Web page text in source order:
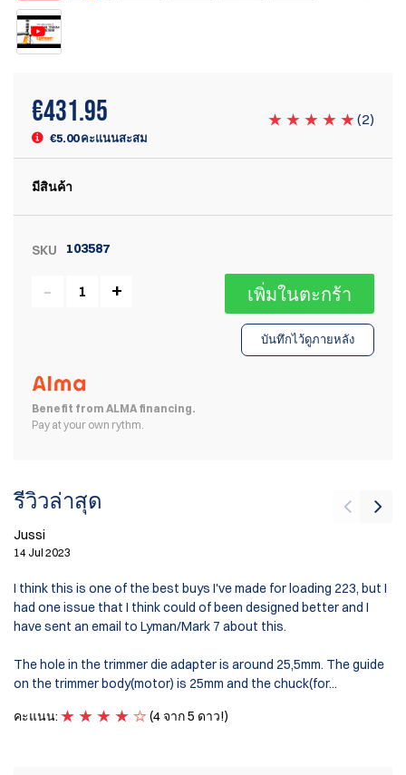
€431.95
€5.00 คะแนนสะสม
(2)
มีสินค้า
SKU 103587
เพิ่มในตะกร้า
บันทึกไว้ดูภายหลัง
Benefit from ALMA financing.
Pay at your own rythm.
รีวิวล่าสุด
Jussi
14 Jul 2023
I think this is one of the best buys I've made for loading 223, but I
had one issue that I think could of been designed better and I
have sent an email to Lyman/Mark 7 about this.
The hole in the trimmer die adapter is around 25,5mm. The guide
on the trimmer body(motor) is 25mm and the chuck(for...
คะแนน:
(4 จาก 5 ดาว!)